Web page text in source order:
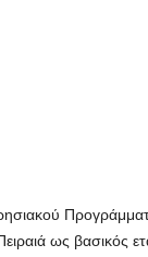
ως βασικός